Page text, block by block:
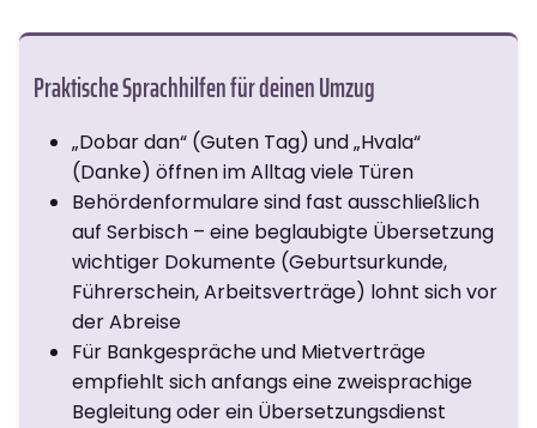
Praktische Sprachhilfen für deinen Umzug
„Dobar dan“ (Guten Tag) und „Hvala“
(Danke) öffnen im Alltag viele Türen
Behördenformulare sind fast ausschließlich
auf Serbisch – eine beglaubigte Übersetzung
wichtiger Dokumente (Geburtsurkunde,
Führerschein, Arbeitsverträge) lohnt sich vor
der Abreise
Für Bankgespräche und Mietverträge
empfiehlt sich anfangs eine zweisprachige
Begleitung oder ein Übersetzungsdienst